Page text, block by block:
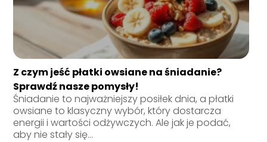
Z czym jeść płatki owsiane na śniadanie?
Sprawdź nasze pomysły!
Śniadanie to najważniejszy posiłek dnia, a płatki
owsiane to klasyczny wybór, który dostarcza
energii i wartości odżywczych. Ale jak je podać,
aby nie stały się...